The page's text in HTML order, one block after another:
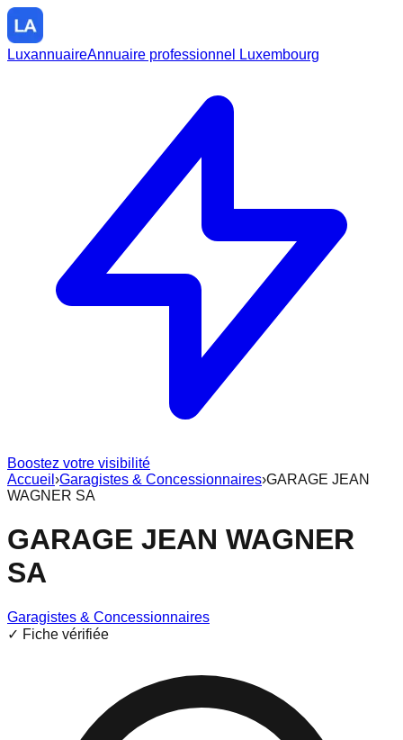
LuxannuaireAnnuaire professionnel Luxembourg
Boostez votre visibilité
Accueil ›Garagistes & Concessionnaires›GARAGE JEAN
WAGNER SA
GARAGE JEAN WAGNER
SA
Garagistes & Concessionnaires
✓ Fiche vérifiée